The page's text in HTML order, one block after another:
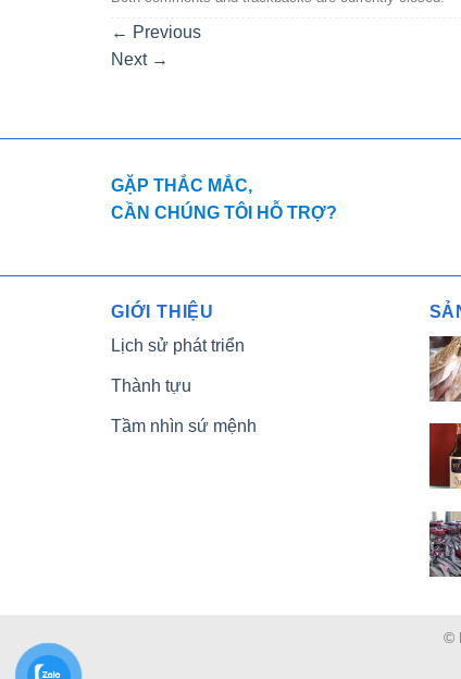
← Previous
Next →
GẶP THẮC MẮC,
CẦN CHÚNG TÔI HỖ TRỢ?
GIỚI THIỆU
Lịch sử phát triển
Thành tựu
Tầm nhìn sứ mệnh
©